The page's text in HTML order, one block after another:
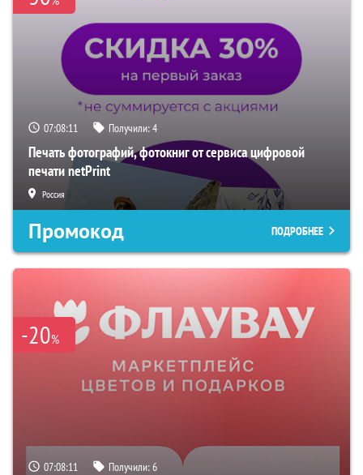
07:08:10 Получили:4
Печать фотографий, фотокниг от сервиса цифровой
печати netPrint
Россия
Промокод ПОДРОБНЕЕ
-20%
07:08:10 Получили:6